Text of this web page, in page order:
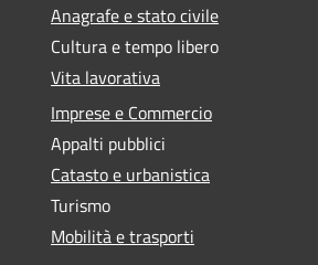
Anagrafe e stato civile
Cultura e tempo libero
Vita lavorativa
Imprese e Commercio
Appalti pubblici
Catasto e urbanistica
Turismo
Mobilità e trasporti